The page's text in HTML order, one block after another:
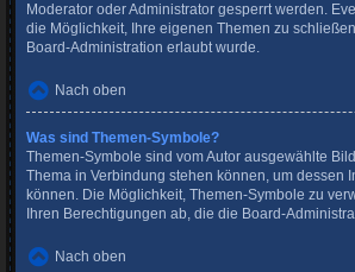
Moderator oder Administrator gesperrt werden.
die Möglichkeit, Ihre eigenen Themen zu
Board-Administration erlaubt wurde.
Nach oben
Was sind Themen-Symbole?
Themen-Symbole sind vom Autor ausgewählte
Thema in Verbindung stehen können, um dessen
können. Die Möglichkeit, Themen-Symbole zu
Ihren Berechtigungen ab, die die Board-
Nach oben